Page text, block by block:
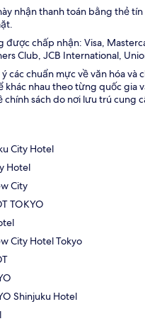
nhận thanh toán bằng thẻ
được chấp nhận: Visa,
Club, JCB International,
các chuẩn mực về văn hóa và
khác nhau theo từng quốc gia
chính sách do nơi lưu trú cung
City Hotel
Hotel
City
TOKYO
City Hotel Tokyo
Shinjuku Hotel